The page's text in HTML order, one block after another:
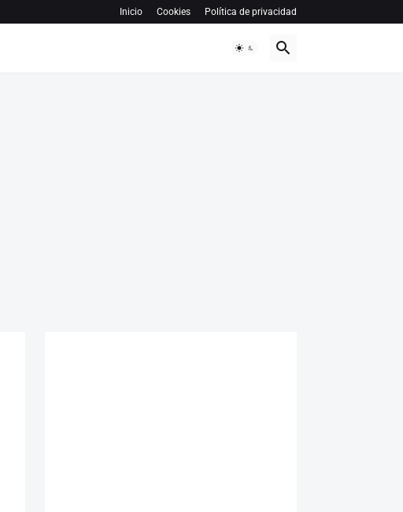
Inicio Cookies Política de privacidad